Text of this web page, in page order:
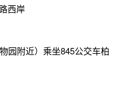
西岸
园附近）乘坐845公交车柏